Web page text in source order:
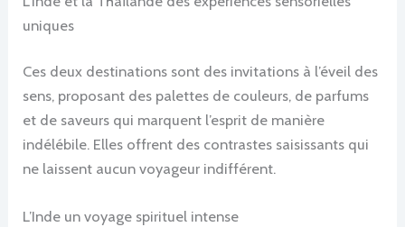
uniques
Ces deux destinations sont des invitations à l’éveil des
sens, proposant des palettes de couleurs, de parfums
et de saveurs qui marquent l’esprit de manière
indélébile. Elles offrent des contrastes saisissants qui
ne laissent aucun voyageur indifférent.
L’Inde un voyage spirituel intense